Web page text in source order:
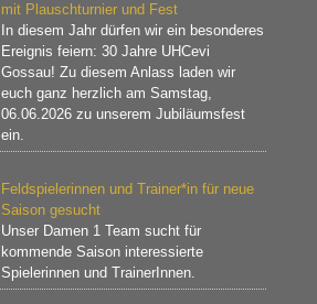
mit Plauschturnier und Fest
In diesem Jahr dürfen wir ein besonderes
Ereignis feiern: 30 Jahre UHCevi
Gossau! Zu diesem Anlass laden wir
euch ganz herzlich am Samstag,
06.06.2026 zu unserem Jubiläumsfest
ein.
Feldspielerinnen und Trainer*in für neue
Saison gesucht
Unser Damen 1 Team sucht für
kommende Saison interessierte
Spielerinnen und TrainerInnen.